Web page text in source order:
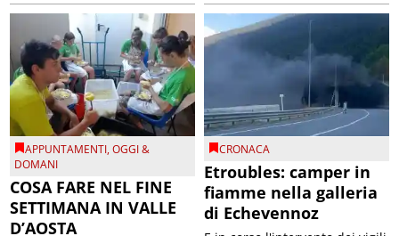
APPUNTAMENTI,OGGI &
DOMANI
COSA FARE NEL FINE
SETTIMANA IN VALLE
D’AOSTA
CRONACA
Etroubles: camper in
fiamme nella galleria
di Echevennoz